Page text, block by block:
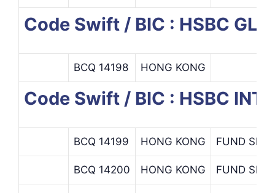
Code Swift / BIC : HSBC
BCQ 14198 HONG KONG
Code Swift / BIC : HSBC
BCQ 14199 HONG KONG FUND
BCQ 14200 HONG KONG FUND